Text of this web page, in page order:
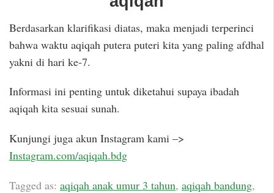
Berdasarkan klarifikasi diatas, maka menjadi terperinci
bahwa waktu aqiqah putera puteri kita yang paling afdhal
yakni di hari ke-7.
Informasi ini penting untuk diketahui supaya ibadah
aqiqah kita sesuai sunah.
Kunjungi juga akun Instagram kami –>
Instagram.com/aqiqah.bdg
Tagged as: aqiqah anak umur 3 tahun, aqiqah bandung,